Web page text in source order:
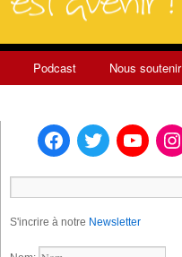
Podcast Nous soutenir
S'incrire à notre Newsletter